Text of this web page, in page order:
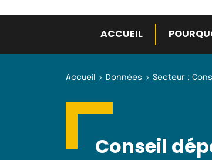
ACCUEIL
Accueil Données Secteur :
Conseil